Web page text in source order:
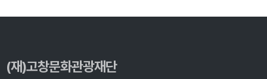
(재)고창문화관광재단